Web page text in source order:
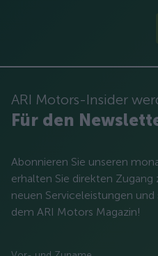
ARI Motors-Insider
Für den
Abonnieren Sie unseren
erhalten Sie direkten
neuen Serviceleistungen
dem ARI Motors Magazin!